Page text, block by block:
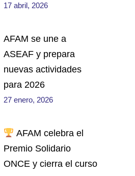
17 abril, 2026
AFAM se une a
ASEAF y prepara
nuevas actividades
para 2026
27 enero, 2026
AFAM celebra el
Premio Solidario
ONCE y cierra el curso